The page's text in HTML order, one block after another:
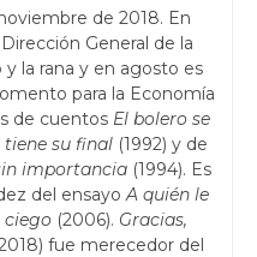
de 2018. En
General de la
la rana y en agosto es
para la Economía
de cuentos El bolero se
tiene su final (1992) y de
importancia (1994). Es
del ensayoA quién le
(2006). Gracias,
fue merecedor del